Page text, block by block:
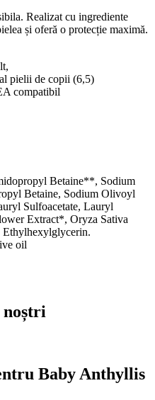
Realizat cu ingrediente
și oferă o protecție maximă.
pielii de copii (6,5)
compatibil
Betaine**, Sodium
Betaine, Sodium Olivoyl
Sulfoacetate, Lauryl
Extract*, Oryza Sativa
Ethylhexylglycerin.
oil
noștri
Baby Anthyllis